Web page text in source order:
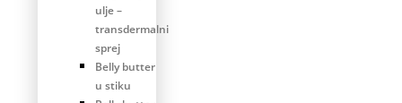
ulje –
transdermalni
sprej
Belly butter
u stiku